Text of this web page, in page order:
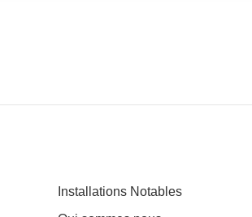
Installations Notables